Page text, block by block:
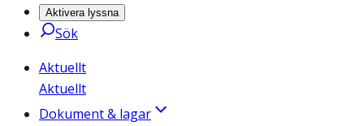
Aktivera lyssna
Sök
Aktuellt
Aktuellt
Dokument & lagar